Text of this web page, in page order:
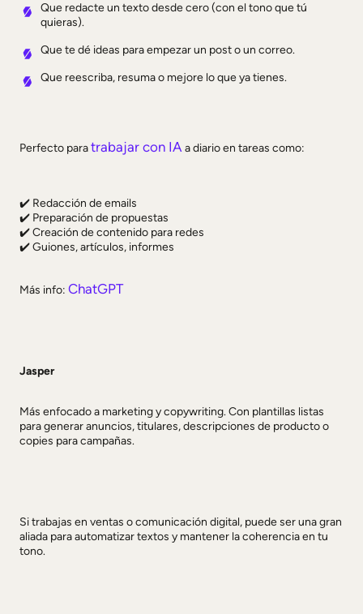
Que redacte un texto desde cero (con el tono que tú
quieras).
Que te dé ideas para empezar un post o un correo.
Que reescriba, resuma o mejore lo que ya tienes.
Perfecto paratrabajar con IAa diario en tareas como:
✔️ Redacción de emails
✔️ Preparación de propuestas
✔️Creación de contenido para redes
✔️Guiones, artículos, informes
Más info: ChatGPT
Jasper
Más enfocado a marketing y copywriting. Con plantillas listas
para generar anuncios, titulares, descripciones de producto o
copies para campañas.
Si trabajas en ventas o comunicación digital, puede ser una gran
aliada para automatizar textos y mantener la coherencia en tu
tono.